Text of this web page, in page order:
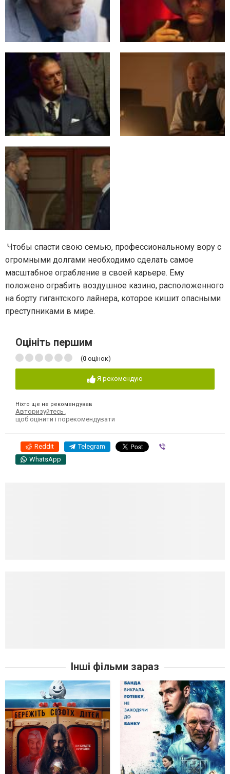
Чтобы спасти свою семью, профессиональному вору с
огромными долгами необходимо сделать самое
масштабное ограбление в своей карьере. Ему
положено ограбить воздушное казино, расположенного
на борту гигантского лайнера, которое кишит опасными
преступниками в мире.
Оцініть першим
(0 оцінок)
Я рекомендую
Ніхто ще не рекомендував
Авторизуйтесь
щоб оцінити і порекомендувати
Reddit Telegram
WhatsApp
Інші фільми зараз